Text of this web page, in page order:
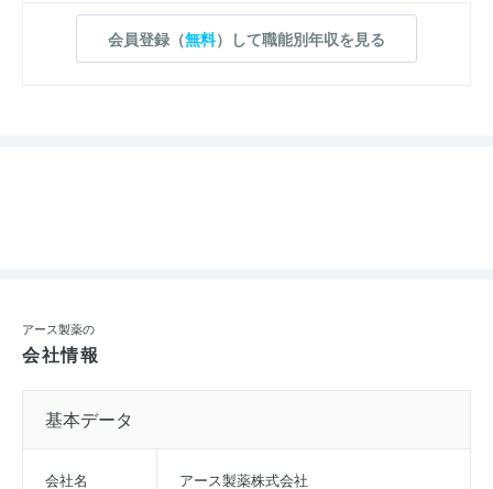
会員登録（無料）して職能別年収を見る
アース製薬の
会社情報
基本データ
会社名 アース製薬株式会社